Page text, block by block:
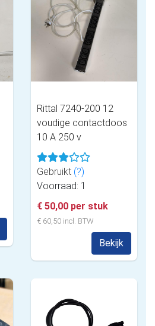
Rittal 7240-200 12
voudige contactdoos
10 A 250 v
Gebruikt (?)
Voorraad: 1
€ 50,00 per stuk
€ 60,50 incl. BTW
Bekijk